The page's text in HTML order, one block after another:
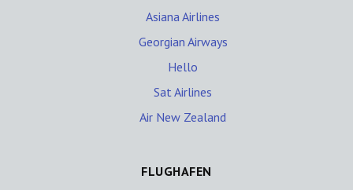
Asiana Airlines
Georgian Airways
Hello
Sat Airlines
Air New Zealand
FLUGHAFEN